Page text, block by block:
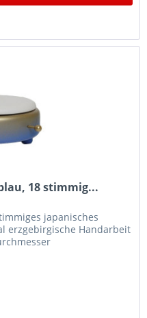
18 stimmig...
japanisches
erzgebirgische Handarbeit